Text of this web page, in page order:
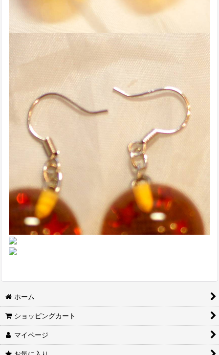
ホーム
ショッピングカート
マイページ